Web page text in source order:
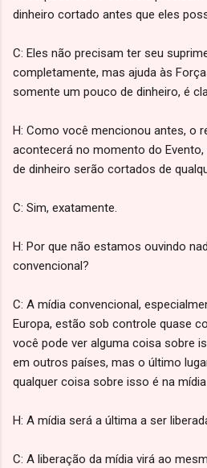
dinheiro cortado antes que eles
C: Eles não precisam ter seu
completamente, mas ajuda às
somente um pouco de dinheiro, é
H: Como você mencionou antes, o
acontecerá no momento do
de dinheiro serão cortados de
C: Sim, exatamente.
H: Por que não estamos ouvindo
convencional?
C: A mídia convencional,
Europa, estão sob controle quase
você pode ver alguma coisa sobre
em outros países, mas o último
qualquer coisa sobre isso é na
H: A mídia será a última a ser
C: A liberação da mídia virá ao